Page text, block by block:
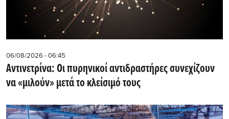
06/08/2026 - 06:45
Αντινετρίνα: Οι πυρηνικοί αντιδραστήρες συνεχίζουν
να «μιλούν» μετά το κλείσιμό τους